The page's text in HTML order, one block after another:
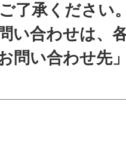
了承ください
い合わせは、
問い合わせ先